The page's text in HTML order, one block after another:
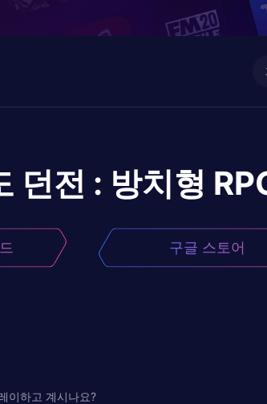
던전 : 방치형
구글 스토어
이하고 계시나요?